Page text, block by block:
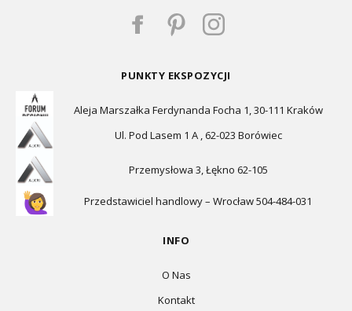
PUNKTY EKSPOZYCJI
Aleja Marszałka Ferdynanda Focha 1, 30-111 Kraków
Ul. Pod Lasem 1 A , 62-023 Borówiec
Przemysłowa 3, Łękno 62-105
Przedstawiciel handlowy – Wrocław 504-484-031
INFO
O Nas
Kontakt